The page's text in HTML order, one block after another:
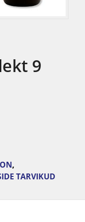
9
,
TARVIKUD